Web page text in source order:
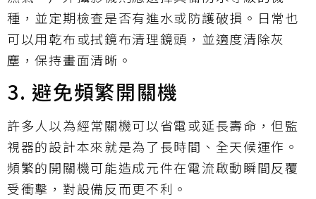
種，並定期檢查是否有進水或防護破損。日常也
可以用乾布或拭鏡布清理鏡頭，並適度清除灰
塵，保持畫面清晰。
3. 避免頻繁開關機
許多人以為經常關機可以省電或延長壽命，但監
視器的設計本來就是為了長時間、全天候運作。
頻繁的開關機可能造成元件在電流啟動瞬間反覆
受衝擊，對設備反而更不利。